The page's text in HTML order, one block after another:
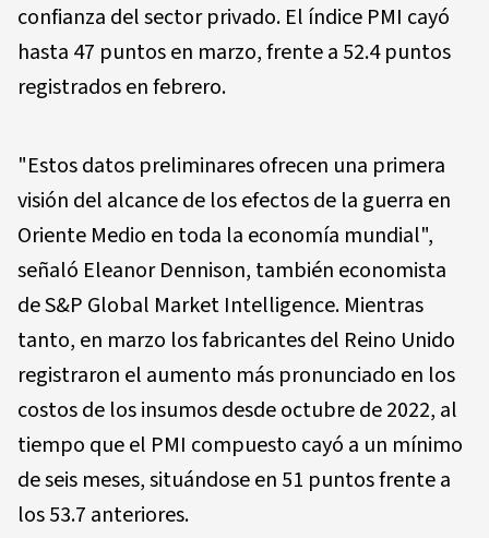
confianza del sector privado. El índice PMI cayó
hasta 47 puntos en marzo, frente a 52.4 puntos
registrados en febrero.
"Estos datos preliminares ofrecen una primera
visión del alcance de los efectos de la guerra en
Oriente Medio en toda la economía mundial",
señaló Eleanor Dennison, también economista
de S&P Global Market Intelligence. Mientras
tanto, en marzo los fabricantes del Reino Unido
registraron el aumento más pronunciado en los
costos de los insumos desde octubre de 2022, al
tiempo que el PMI compuesto cayó a un mínimo
de seis meses, situándose en 51 puntos frente a
los 53.7 anteriores.